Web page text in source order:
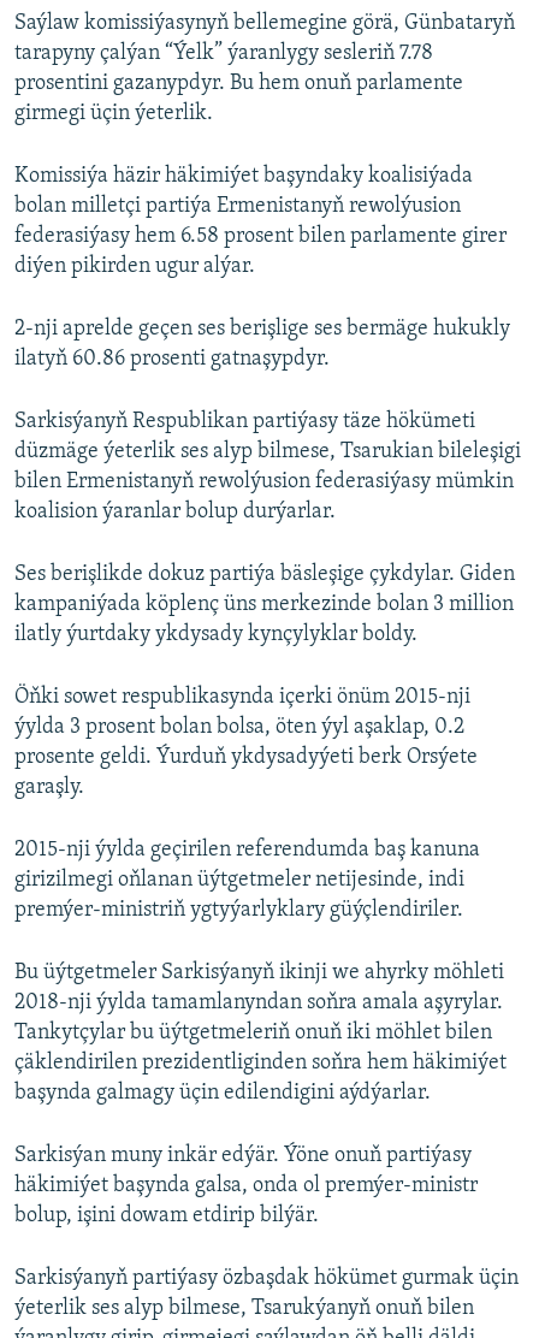
Saýlaw komissiýasynyň bellemegine görä, Günbataryň
tarapyny çalýan “Ýelk” ýaranlygy sesleriň 7.78
prosentini gazanypdyr. Bu hem onuň parlamente
girmegi üçin ýeterlik.
Komissiýa häzir häkimiýet başyndaky koalisiýada
bolan milletçi partiýa Ermenistanyň rewolýusion
federasiýasy hem 6.58 prosent bilen parlamente girer
diýen pikirden ugur alýar.
2-nji aprelde geçen ses berişlige ses bermäge hukukly
ilatyň 60.86 prosenti gatnaşypdyr.
Sarkisýanyň Respublikan partiýasy täze hökümeti
düzmäge ýeterlik ses alyp bilmese, Tsarukian bileleşigi
bilen Ermenistanyň rewolýusion federasiýasy mümkin
koalision ýaranlar bolup durýarlar.
Ses berişlikde dokuz partiýa bäsleşige çykdylar. Giden
kampaniýada köplenç üns merkezinde bolan 3 million
ilatly ýurtdaky ykdysady kynçylyklar boldy.
Öňki sowet respublikasynda içerki önüm 2015-nji
ýylda 3 prosent bolan bolsa, öten ýyl aşaklap, 0.2
prosente geldi. Ýurduň ykdysadyýeti berk Orsýete
garaşly.
2015-nji ýylda geçirilen referendumda baş kanuna
girizilmegi oňlanan üýtgetmeler netijesinde, indi
premýer-ministriň ygtyýarlyklary güýçlendiriler.
Bu üýtgetmeler Sarkisýanyň ikinji we ahyrky möhleti
2018-nji ýylda tamamlanyndan soňra amala aşyrylar.
Tankytçylar bu üýtgetmeleriň onuň iki möhlet bilen
çäklendirilen prezidentliginden soňra hem häkimiýet
başynda galmagy üçin edilendigini aýdýarlar.
Sarkisýan muny inkär edýär. Ýöne onuň partiýasy
häkimiýet başynda galsa, onda ol premýer-ministr
bolup, işini dowam etdirip bilýär.
Sarkisýanyň partiýasy özbaşdak hökümet gurmak üçin
ýeterlik ses alyp bilmese, Tsarukýanyň onuň bilen